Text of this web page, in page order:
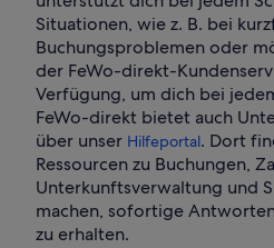
Situationen, wie z. B. bei
Buchungsproblemen oder
der FeWo-direkt-
Verfügung, um dich bei
FeWo-direkt bietet auch
über unser Hilfeportal. Dort
Ressourcen zu Buchungen,
Unterkunftsverwaltung und
machen, sofortige
zu erhalten.